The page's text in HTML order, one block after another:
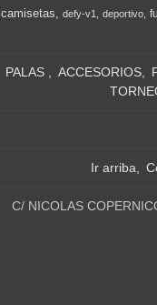
camisetas defy-v1 deportivo
PALAS ACCESORIOS
Ir arriba
C/ NICOLAS